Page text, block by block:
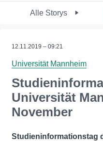
Alle Storys
12.11.2019 – 09:21
Universität Mannheim
Universität
November
Studieninformationstag